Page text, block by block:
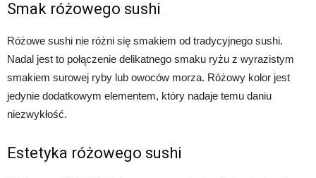
Smak różowego sushi
Różowe sushi nie różni się smakiem od tradycyjnego sushi.
Nadal jest to połączenie delikatnego smaku ryżu z wyrazistym
smakiem surowej ryby lub owoców morza. Różowy kolor jest
jedynie dodatkowym elementem, który nadaje temu daniu
niezwykłość.
Estetyka różowego sushi